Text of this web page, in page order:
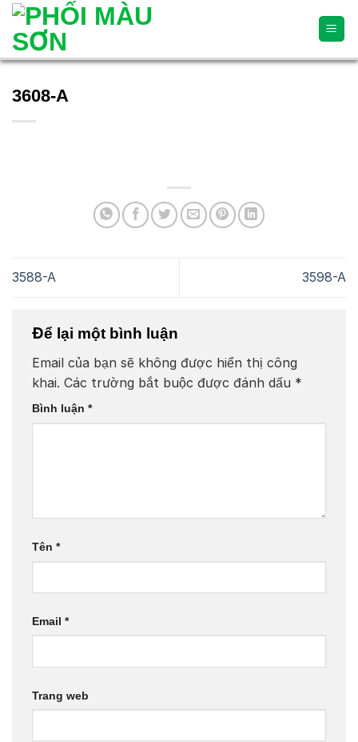
Skip
content
3608-A
3588-A 3598-A
Để lại một bình luận
Email của bạn sẽ không được hiển thị công
khai. Các trường bắt buộc được đánh dấu *
Bình luận *
Tên *
Email *
Trang web